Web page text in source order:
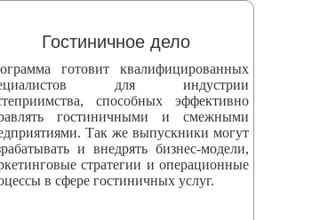
Гостиничное дело
готовит квалифицированных
для индустрии
способных эффективно
гостиничными и смежными
Так же выпускники могут
и внедрять бизнес‑модели,
стратегии и операционные
в сфере гостиничных услуг.